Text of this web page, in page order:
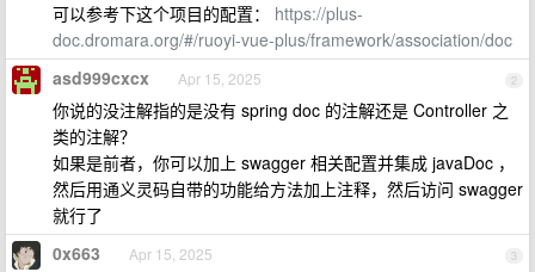
可以参考下这个项目的配置： https://plus-
doc.dromara.org/#/ruoyi-vue-plus/framework/association/doc
2
asd999cxcx Apr 15, 2025
你说的没注解指的是没有 spring doc 的注解还是 Controller 之
类的注解？
如果是前者，你可以加上 swagger 相关配置并集成 javaDoc ，
然后用通义灵码自带的功能给方法加上注释，然后访问 swagger
就行了
3
0x663 Apr 15, 2025